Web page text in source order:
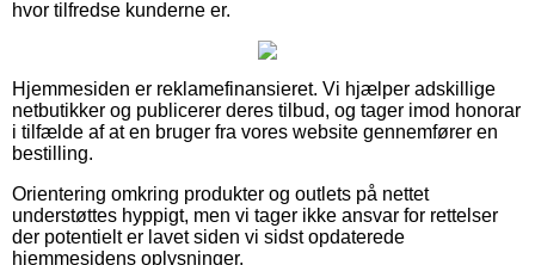
hvor tilfredse kunderne er.
Hjemmesiden er reklamefinansieret. Vi hjælper adskillige
netbutikker og publicerer deres tilbud, og tager imod honorar
i tilfælde af at en bruger fra vores website gennemfører en
bestilling.
Orientering omkring produkter og outlets på nettet
understøttes hyppigt, men vi tager ikke ansvar for rettelser
der potentielt er lavet siden vi sidst opdaterede
hjemmesidens oplysninger.